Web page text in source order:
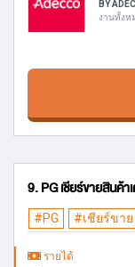
BY
งานทั้งห
9. PG เชียร์ขายสินค้
#PG #เชียร์ขาย
รายได้